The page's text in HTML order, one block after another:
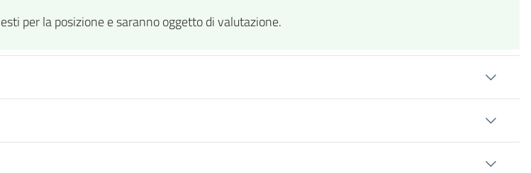
per la posizione e saranno oggetto di valutazione.